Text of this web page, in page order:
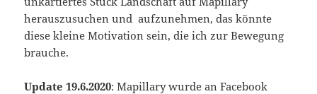
herauszusuchen und aufzunehmen, das könnte
diese kleine Motivation sein, die ich zur Bewegung
brauche.
Update 19.6.2020: Mapillary wurde an Facebook